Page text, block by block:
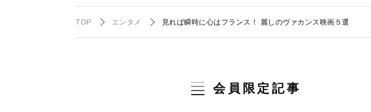
TOP エンタメ 見れば瞬時に心はフランス！ 麗しのヴァカンス映画５選
会員限定記事